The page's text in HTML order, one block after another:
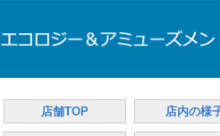
店舗TOP 店内の様